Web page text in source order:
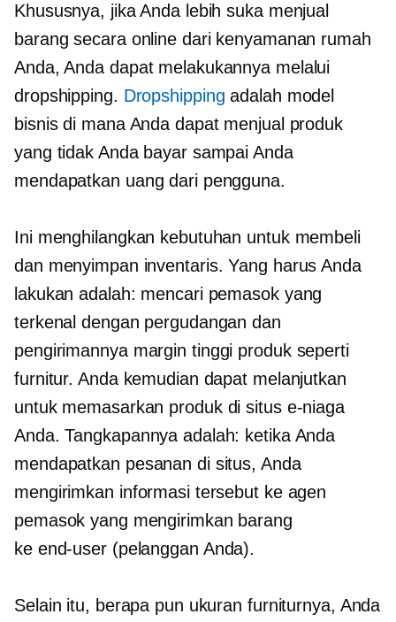
Khususnya, jika Anda lebih suka menjual
barang secara online dari kenyamanan rumah
Anda, Anda dapat melakukannya melalui
dropshipping. Dropshipping adalah model
bisnis di mana Anda dapat menjual produk
yang tidak Anda bayar sampai Anda
mendapatkan uang dari pengguna.
Ini menghilangkan kebutuhan untuk membeli
dan menyimpan inventaris. Yang harus Anda
lakukan adalah: mencari pemasok yang
terkenal dengan pergudangan dan
pengirimannya margin tinggi produk seperti
furnitur. Anda kemudian dapat melanjutkan
untuk memasarkan produk di situs e-niaga
Anda. Tangkapannya adalah: ketika Anda
mendapatkan pesanan di situs, Anda
mengirimkan informasi tersebut ke agen
pemasok yang mengirimkan barang
ke end-user(pelanggan Anda).
Selain itu, berapa pun ukuran furniturnya, Anda